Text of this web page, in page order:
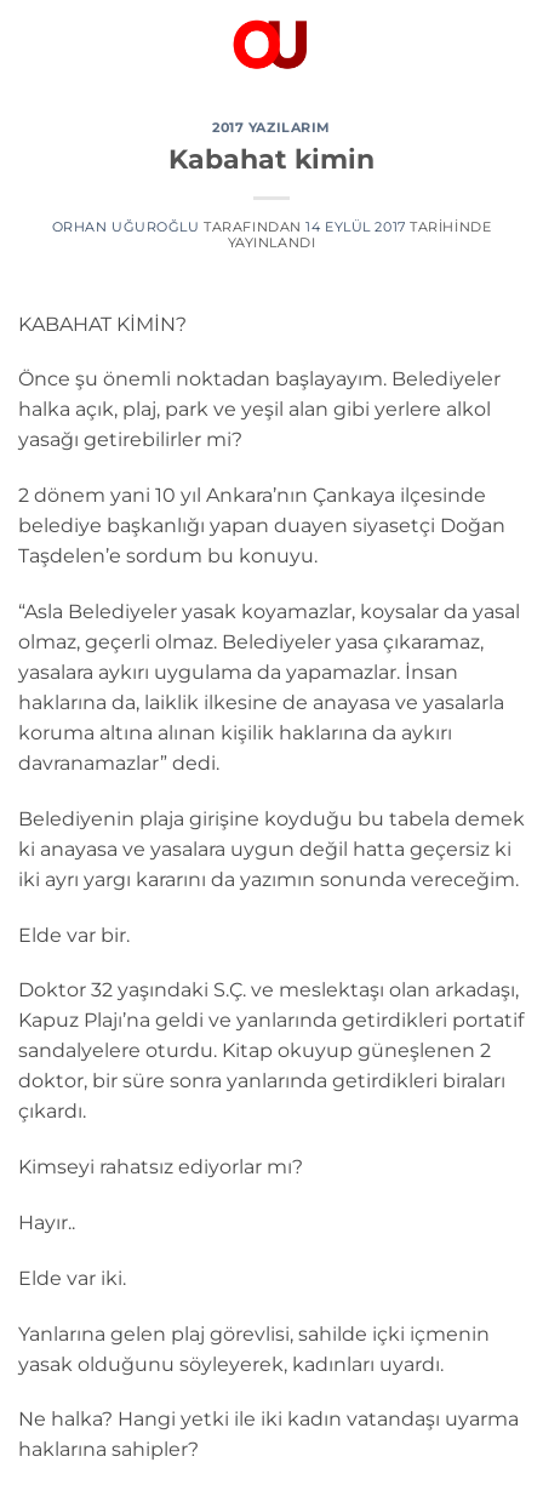
2017 YAZILARIM
Kabahat kimin
ORHAN UĞUROĞLU TARAFINDAN 14 EYLÜL 2017 TARIHINDE
YAYINLANDI
KABAHAT KİMİN?
Önce şu önemli noktadan başlayayım. Belediyeler
halka açık, plaj, park ve yeşil alan gibi yerlere alkol
yasağı getirebilirler mi?
2 dönem yani 10 yıl Ankara’nın Çankaya ilçesinde
belediye başkanlığı yapan duayen siyasetçi Doğan
Taşdelen’e sordum bu konuyu.
“Asla Belediyeler yasak koyamazlar, koysalar da yasal
olmaz, geçerli olmaz. Belediyeler yasa çıkaramaz,
yasalara aykırı uygulama da yapamazlar. İnsan
haklarına da, laiklik ilkesine de anayasa ve yasalarla
koruma altına alınan kişilik haklarına da aykırı
davranamazlar” dedi.
Belediyenin plaja girişine koyduğu bu tabela demek
ki anayasa ve yasalara uygun değil hatta geçersiz ki
iki ayrı yargı kararını da yazımın sonunda vereceğim.
Elde var bir.
Doktor 32 yaşındaki S.Ç. ve meslektaşı olan arkadaşı,
Kapuz Plajı’na geldi ve yanlarında getirdikleri portatif
sandalyelere oturdu. Kitap okuyup güneşlenen 2
doktor, bir süre sonra yanlarında getirdikleri biraları
çıkardı.
Kimseyi rahatsız ediyorlar mı?
Hayır..
Elde var iki.
Yanlarına gelen plaj görevlisi, sahilde içki içmenin
yasak olduğunu söyleyerek, kadınları uyardı.
Ne halka? Hangi yetki ile iki kadın vatandaşı uyarma
haklarına sahipler?